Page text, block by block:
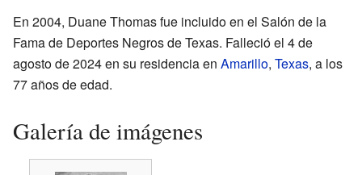
En 2004, Duane Thomas fue incluido en el Salón de la
Fama de Deportes Negros de Texas. Falleció el 4 de
agosto de 2024 en su residencia en Amarillo, Texas, a los
77 años de edad.
Galería de imágenes